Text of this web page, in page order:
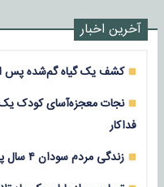
آخرین اخبار
کشف یک گیاه گم‌شده پس از ۶۰ سال با یک گوشی
نجات معجزه‌آسای کودک یک
فداکار
زندگی مردم سودان ۴ سال پس از جنگ